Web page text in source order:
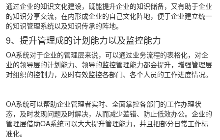
通过企业的知识文化建设，既能提升企业的知识储备，又有助于企业
的知识分享交流，在内形成企业的自己文化阵地，便于企业建立统一
的知识管理系统以及知识传承的阵地。
9、提升管理成的计划能力以及监控能力
OA系统对于企业的管理层来说，可以通过业务流程的表格化，对企
业的领导层的计划能力、领导的监控管理能力都会提升，增强管理层
对组织的控制力，及时有效监控各部门、各个人员的工作进度情况。
OA系统可以帮助企业管理者实时、全面掌控各部门的工作办理状
态，及时发现问题及时解决，从而减少差错、防止低效办公。企业的
管理层借助OA系统可以大大提升管理能力，并且把部分日常工作标
准化。